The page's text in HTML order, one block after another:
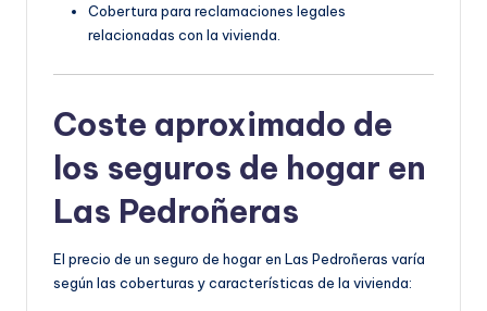
Cobertura para reclamaciones legales
relacionadas con la vivienda.
Coste aproximado de
los seguros de hogar en
Las Pedroñeras
El precio de un seguro de hogar en Las Pedroñeras varía
según las coberturas y características de la vivienda: